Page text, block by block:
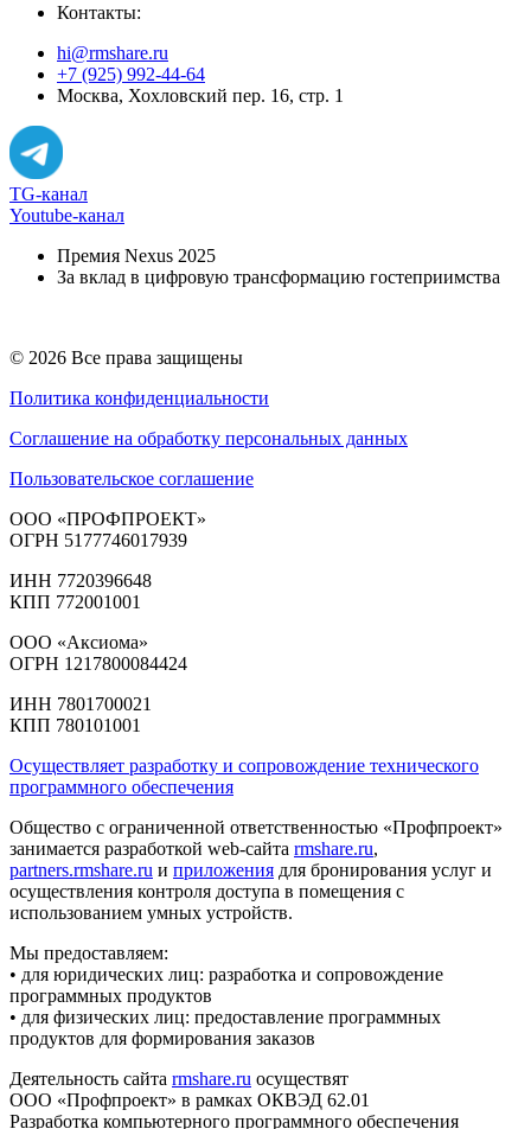
Контакты:
hi@rmshare.ru
+7 (925) 992-44-64
Москва, Хохловский пер. 16, стр. 1
TG-канал
Youtube-канал
Премия Nexus 2025
За вклад в цифровую трансформацию гостеприимства
© 2026 Все права защищены
Политика конфиденциальности
Соглашение на обработку персональных данных
Пользовательское соглашение
ООО «ПРОФПРОЕКТ»
ОГРН 5177746017939
ИНН 7720396648
КПП 772001001
ООО «Аксиома»
ОГРН 1217800084424
ИНН 7801700021
КПП 780101001
Осуществляет разработку и сопровождение технического
программного обеспечения
Общество с ограниченной ответственностью «Профпроект»
занимается разработкой web-сайта rmshare.ru,
partners.rmshare.ru и приложения для бронирования услуг и
осуществления контроля доступа в помещения с
использованием умных устройств.
Мы предоставляем:
• для юридических лиц: разработка и сопровождение
программных продуктов
• для физических лиц: предоставление программных
продуктов для формирования заказов
Деятельность сайта rmshare.ru осуществят
ООО «Профпроект» в рамках ОКВЭД 62.01
Разработка компьютерного программного обеспечения